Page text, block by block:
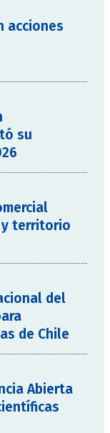
acciones
su
y territorio
del
de Chile
Abierta